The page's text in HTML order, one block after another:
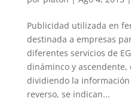
Publicidad utilizada en
destinada a empresas
diferentes servicios de
dináminco y
dividiendo la
reverso, se indican...